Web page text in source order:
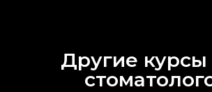
Другие курсы